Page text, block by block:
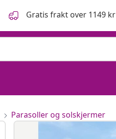
Gratis frakt over 1149 kr
Parasoller og solskjermer